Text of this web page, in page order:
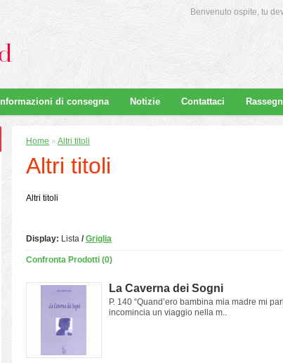
Benvenuto ospite, tu
Informazioni di consegna Notizie Contattaci
Home » Altri titoli
Altri titoli
Altri titoli
Display: Lista / Griglia
Confronta Prodotti (0)
La Caverna dei Sogni
P. 140 “Quand’ero bambina mia madre mi
incomincia un viaggio nella m..